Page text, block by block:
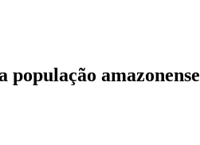
população amazonense